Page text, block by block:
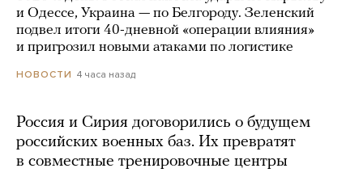
и Одессе, Украина — по Белгороду. Зеленский
подвел итоги 40-дневной «операции влияния»
и пригрозил новыми атаками по логистике
НОВОСТИ 4 часа назад
Россия и Сирия договорились о будущем
российских военных баз. Их превратят
в совместные тренировочные центры